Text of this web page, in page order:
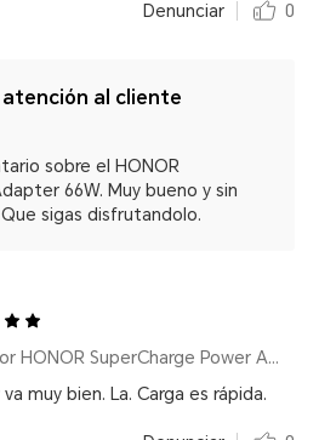
Denunciar 0
atención al cliente
sobre el HONOR
66W. Muy bueno y sin
sigas disfrutandolo.
Por HONOR SuperCharge Power Adapter (Max 66W) White
muy bien. La. Carga es rápida.